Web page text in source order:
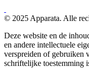
© 2025 Apparata. Alle
Deze website en de
en andere intellectuele
verspreiden of gebruiken
schriftelijke toestemming